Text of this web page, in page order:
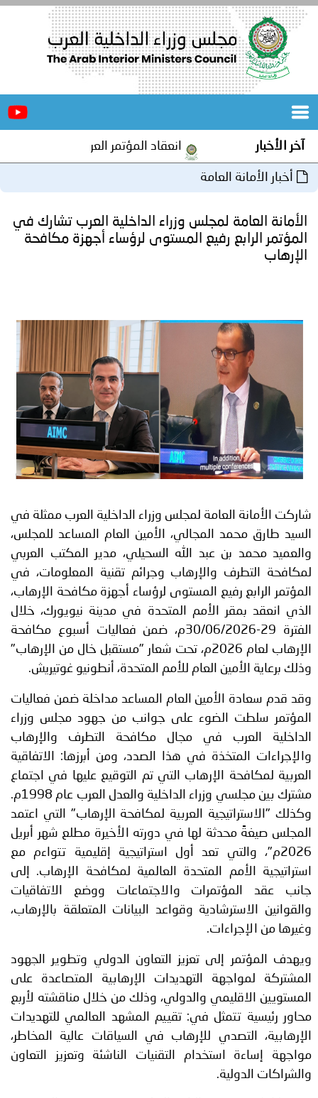
الرئيسية
المكاتب
المجلس
مؤتمرات
وجهود
إنجازات
توعوية
الخدمات
الإلكترونية
صور
وفيديو
مجلة
أصداء
الأمانة
إعلانات
من
بنا
آخر الأخبار انعقاد المؤتمر العربي الثاني عشر
أخبار الأمانة العامة
الأمانة العامة لمجلس وزراء الداخلية العرب تشارك في
المؤتمر الرابع رفيع المستوى لرؤساء أجهزة مكافحة
الإرهاب
شاركت الأمانة العامة لمجلس وزراء الداخلية العرب ممثلة في
السيد طارق محمد المجالي، الأمين العام المساعد للمجلس،
والعميد محمد بن عبد الله السحيلي، مدير المكتب العربي
لمكافحة التطرف والإرهاب وجرائم تقنية المعلومات، في
المؤتمر الرابع رفيع المستوى لرؤساء أجهزة مكافحة الإرهاب،
الذي انعقد بمقر الأمم المتحدة في مدينة نيويورك، خلال
الفترة 29-30/06/2026م، ضمن فعاليات أسبوع مكافحة
الإرهاب لعام 2026م، تحت شعار "مستقبل خال من الإرهاب"
وذلك برعاية الأمين العام للأمم المتحدة، أنطونيو غوتيريش.
وقد قدم سعادة الأمين العام المساعد مداخلة ضمن فعاليات
المؤتمر سلطت الضوء على جوانب من جهود مجلس وزراء
الداخلية العرب في مجال مكافحة التطرف والإرهاب
والإجراءات المتخذة في هذا الصدد، ومن أبرزها: الاتفاقية
العربية لمكافحة الإرهاب التي تم التوقيع عليها في اجتماع
مشترك بين مجلسي وزراء الداخلية والعدل العرب عام 1998م.
وكذلك "الاستراتيجية العربية لمكافحة الإرهاب" التي اعتمد
المجلس صيغةً محدثة لها في دورته الأخيرة مطلع شهر أبريل
2026م"، والتي تعد أول استراتيجية إقليمية تتواءم مع
استراتيجية الأمم المتحدة العالمية لمكافحة الإرهاب. إلى
جانب عقد المؤتمرات والاجتماعات ووضع الاتفاقيات
والقوانين الاسترشادية وقواعد البيانات المتعلقة بالإرهاب،
وغيرها من الإجراءات.
ويهدف المؤتمر إلى تعزيز التعاون الدولي وتطوير الجهود
المشتركة لمواجهة التهديدات الإرهابية المتصاعدة على
المستويين الاقليمي والدولي، وذلك من خلال مناقشته لأربع
محاور رئيسية تتمثل في: تقييم المشهد العالمي للتهديدات
الإرهابية، التصدي للإرهاب في السياقات عالية المخاطر،
مواجهة إساءة استخدام التقنيات الناشئة وتعزيز التعاون
والشراكات الدولية.